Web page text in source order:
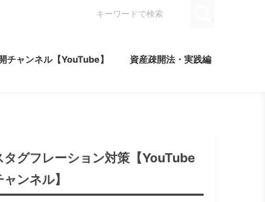
チャンネル【YouTube】 資産疎開法・実践編
タグフレーション対策【YouTube
ャンネル】